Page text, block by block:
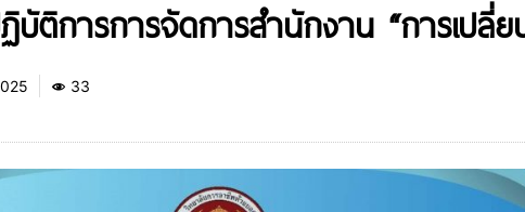
ฏิบัติการการจัดการสำนักงาน “การเป
33